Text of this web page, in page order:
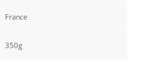
France
350g